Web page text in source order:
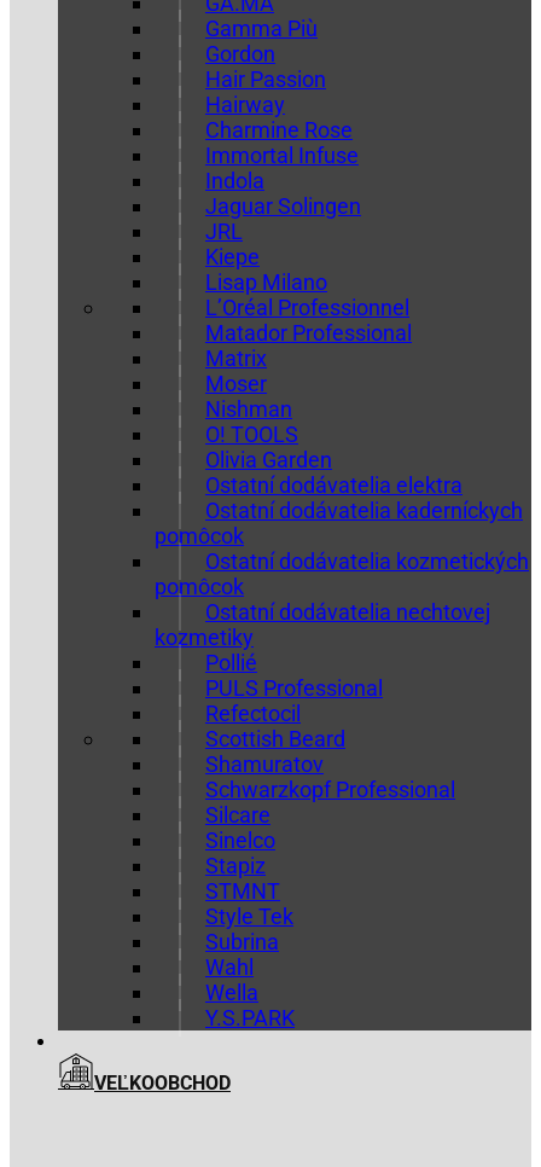
Gamma Più
Gordon
Hair Passion
Hairway
Charmine Rose
Immortal Infuse
Indola
Jaguar Solingen
JRL
Kiepe
Lisap Milano
L’Oréal Professionnel
Matador Professional
Matrix
Moser
Nishman
O! TOOLS
Olivia Garden
Ostatní dodávatelia elektra
Ostatní dodávatelia kaderníckych
pomôcok
Ostatní dodávatelia kozmetických
pomôcok
Ostatní dodávatelia nechtovej
kozmetiky
Pollié
PULS Professional
Refectocil
Scottish Beard
Shamuratov
Schwarzkopf Professional
Silcare
Sinelco
Stapiz
STMNT
Style Tek
Subrina
Wahl
Wella
Y.S.PARK
VEĽKOOBCHOD